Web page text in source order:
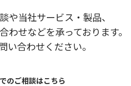
や当社サービス・製品、
わせなどを承っております。
い合わせください。
のご相談はこちら